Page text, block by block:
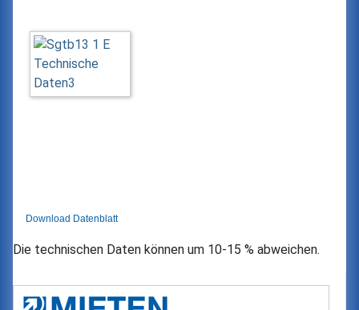
Download Datenblatt
Die technischen Daten können um 10-15 % abweichen.